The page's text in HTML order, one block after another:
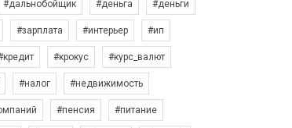
#дальнобойщик #деньга #деньги
#зарплата #интерьер #ип
#крокус #курс_валют
#налог #недвижимость
#пенсия #питание